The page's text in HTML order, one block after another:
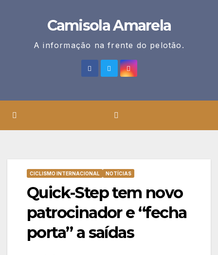
Camisola Amarela
A informação na frente do pelotão.
CICLISMO INTERNACIONAL NOTÍCIAS
Quick-Step tem novo
patrocinador e “fecha
porta” a saídas